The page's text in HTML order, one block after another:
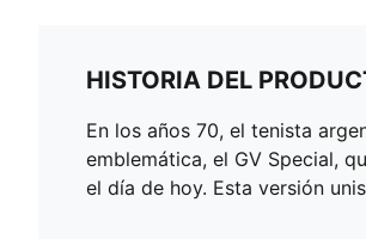
HISTORIA DEL
En los años 70, el tenista
emblemática, el GV Special,
el día de hoy. Esta versión